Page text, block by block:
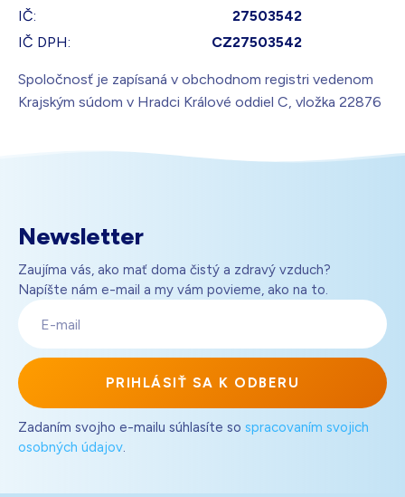
IČ:
27503542
IČ DPH:
CZ27503542
Spoločnosť je zapísaná v obchodnom registri vedenom
Krajským súdom v Hradci Králové oddiel C, vložka 22876
Newsletter
Zaujíma vás, ako mať doma čistý a zdravý vzduch?
Napíšte nám e-mail a my vám povieme, ako na to.
PRIHLÁSIŤ SA K ODBERU
Zadaním svojho e-mailu súhlasíte so spracovaním svojich
osobných údajov.